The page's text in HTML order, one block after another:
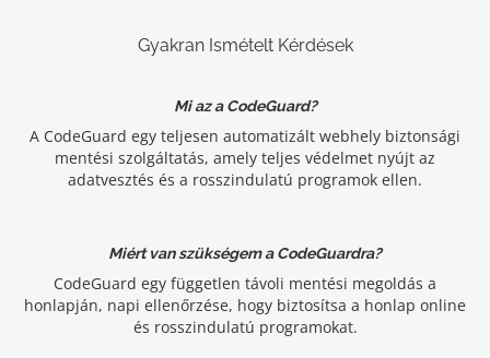
Gyakran Ismételt Kérdések
Mi az a CodeGuard?
A CodeGuard egy teljesen automatizált webhely biztonsági
mentési szolgáltatás, amely teljes védelmet nyújt az
adatvesztés és a rosszindulatú programok ellen.
Miért van szükségem a CodeGuardra?
CodeGuard egy független távoli mentési megoldás a
honlapján, napi ellenőrzése, hogy biztosítsa a honlap online
és rosszindulatú programokat.